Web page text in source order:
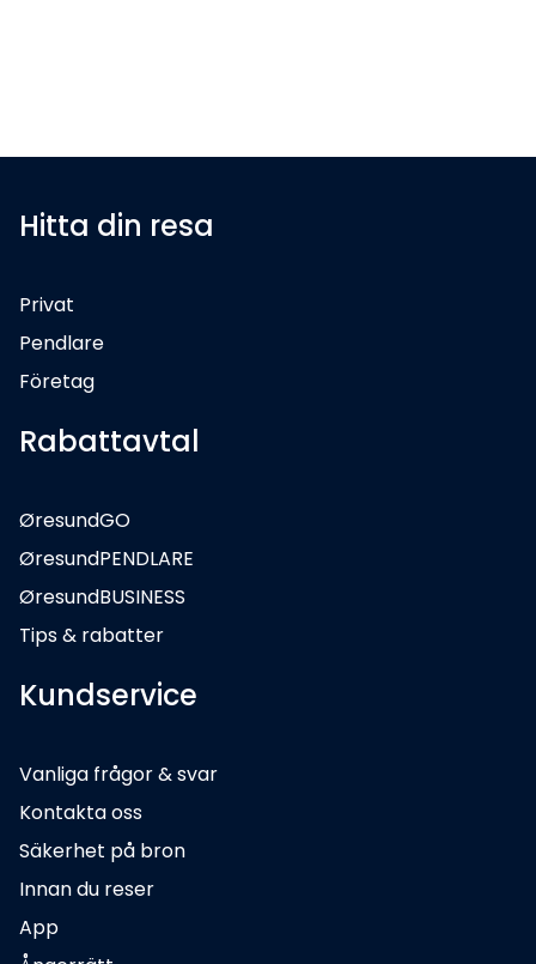
Hitta din resa
Privat
Pendlare
Företag
Rabattavtal
ØresundGO
ØresundPENDLARE
ØresundBUSINESS
Tips & rabatter
Kundservice
Vanliga frågor & svar
Kontakta oss
Säkerhet på bron
Innan du reser
App